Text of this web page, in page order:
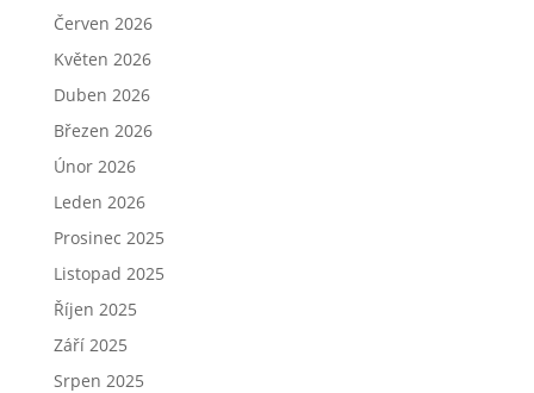
Červen 2026
Květen 2026
Duben 2026
Březen 2026
Únor 2026
Leden 2026
Prosinec 2025
Listopad 2025
Říjen 2025
Září 2025
Srpen 2025